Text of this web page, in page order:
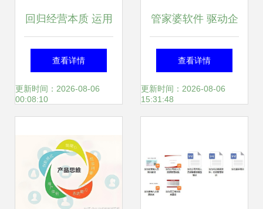
回归经营本质 运用
周辉三六三模型构
建面向市场与财务
理
查看详情
更新时间：2026-08-06
00:08:10
管家婆软件 驱动企
业管理的数字化变
革引擎
查看详情
更新时间：2026-08-06
15:31:48